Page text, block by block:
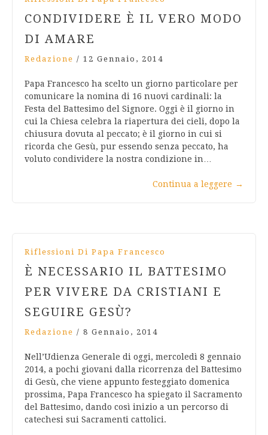
CONDIVIDERE È IL VERO MODO
DI AMARE
Redazione / 12 Gennaio, 2014
Papa Francesco ha scelto un giorno particolare per
comunicare la nomina di 16 nuovi cardinali: la
Festa del Battesimo del Signore. Oggi è il giorno in
cui la Chiesa celebra la riapertura dei cieli, dopo la
chiusura dovuta al peccato; è il giorno in cui si
ricorda che Gesù, pur essendo senza peccato, ha
voluto condividere la nostra condizione in…
Continua a leggere →
Riflessioni Di Papa Francesco
È NECESSARIO IL BATTESIMO
PER VIVERE DA CRISTIANI E
SEGUIRE GESÙ?
Redazione / 8 Gennaio, 2014
Nell’Udienza Generale di oggi, mercoledì 8 gennaio
2014, a pochi giovani dalla ricorrenza del Battesimo
di Gesù, che viene appunto festeggiato domenica
prossima, Papa Francesco ha spiegato il Sacramento
del Battesimo, dando così inizio a un percorso di
catechesi sui Sacramenti cattolici.